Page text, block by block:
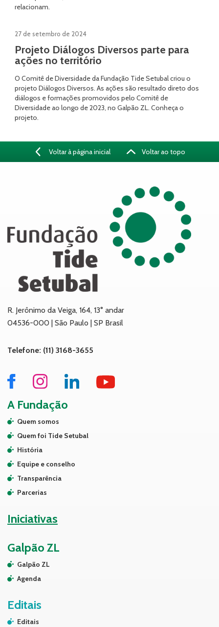
relacionam.
27 de setembro de 2024
Projeto Diálogos Diversos parte para
ações no território
O Comitê de Diversidade da Fundação Tide Setubal criou o
projeto Diálogos Diversos. As ações são resultado direto dos
diálogos e formações promovidos pelo Comitê de
Diversidade ao longo de 2023, no Galpão ZL. Conheça o
projeto.
Voltar à página inicial Voltar ao topo
R. Jerônimo da Veiga, 164, 13° andar
04536-000 | São Paulo | SP Brasil
Telefone: (11) 3168-3655
A Fundação
Quem somos
Quem foi Tide Setubal
História
Equipe e conselho
Transparência
Parcerias
Iniciativas
Galpão ZL
Galpão ZL
Agenda
Editais
Editais